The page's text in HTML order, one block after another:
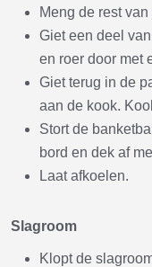
Meng de rest
Giet een deel
en roer door met
Giet terug in de
aan de kook.
Stort de
bord en dek af
Laat afkoelen.
Slagroom
Klopt de